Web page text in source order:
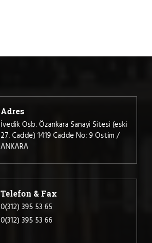
Adres
İvedik Osb. Özankara Sanayi Sitesi (eski
27. Cadde) 1419 Cadde No: 9 Ostim /
ANKARA
Telefon & Fax
0(312) 395 53 65
0(312) 395 53 66